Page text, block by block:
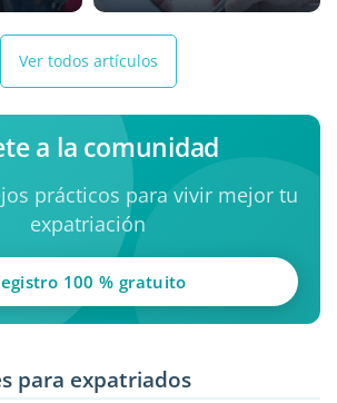
Ver todos artículos
a la comunidad
prácticos para vivir mejor tu
expatriación
100 % gratuito
para expatriados